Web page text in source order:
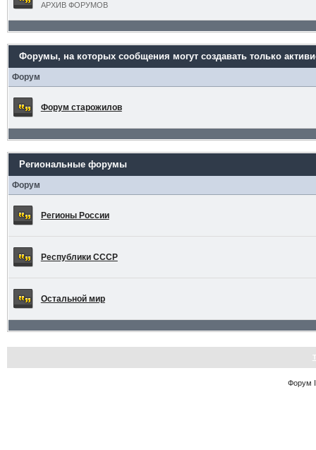
АРХИВ ФОРУМОВ
Форумы, на которых сообщения могут создавать только
Форум
Форум старожилов
Региональные форумы
Форум
Регионы России
Республики СССР
Остальной мир
Форум